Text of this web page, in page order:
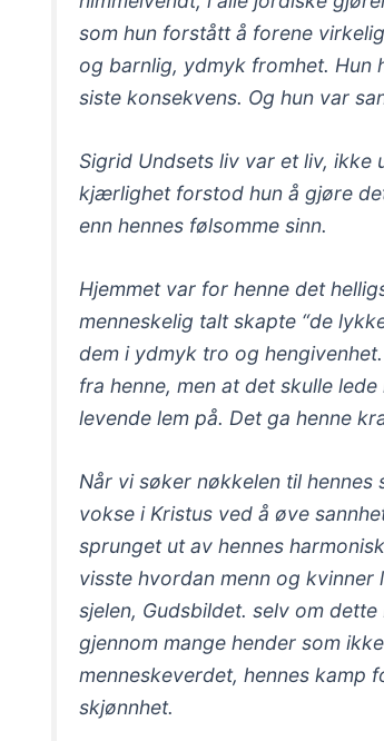
som hun forstått å forene
og barnlig, ydmyk fromhet. Hun
siste konsekvens. Og hun var
Sigrid Undsets liv var et liv,
kjærlighet forstod hun å gjøre
enn hennes følsomme sinn.
Hjemmet var for henne det
menneskelig talt skapte “de
dem i ydmyk tro og
fra henne, men at det skulle
levende lem på. Det ga henne
Når vi søker nøkkelen til hennes
vokse i Kristus ved å øve
sprunget ut av hennes
visste hvordan menn og
sjelen, Gudsbildet. selv om
gjennom mange hender som
menneskeverdet, hennes kamp
skjønnhet.